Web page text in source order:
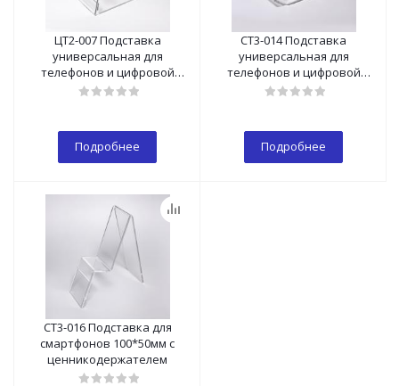
ЦТ2-007 Подставка
универсальная для
телефонов и цифровой
техники 80*60 с
Подробнее
СТ3-014 Подставка
универсальная для
телефонов и цифровой
техники 45*100мм
Подробнее
СТ3-016 Подставка для
смартфонов 100*50мм с
ценникодержателем